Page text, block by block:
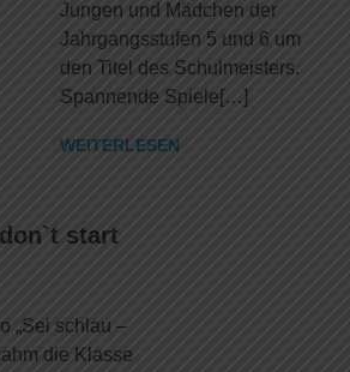
Jungen und Mädchen der
Jahrgangsstufen 5 und 6 um
den Titel des Schulmeisters.
Spannende Spiele[…]
WEITERLESEN
start
„Sei schlau –
die Klasse